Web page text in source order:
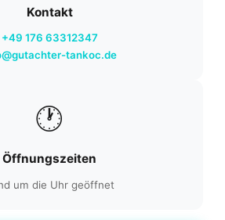
Kontakt
+49 176 63312347
tankoc.de
🕐
Öffnungszeiten
um die Uhr geöffnet